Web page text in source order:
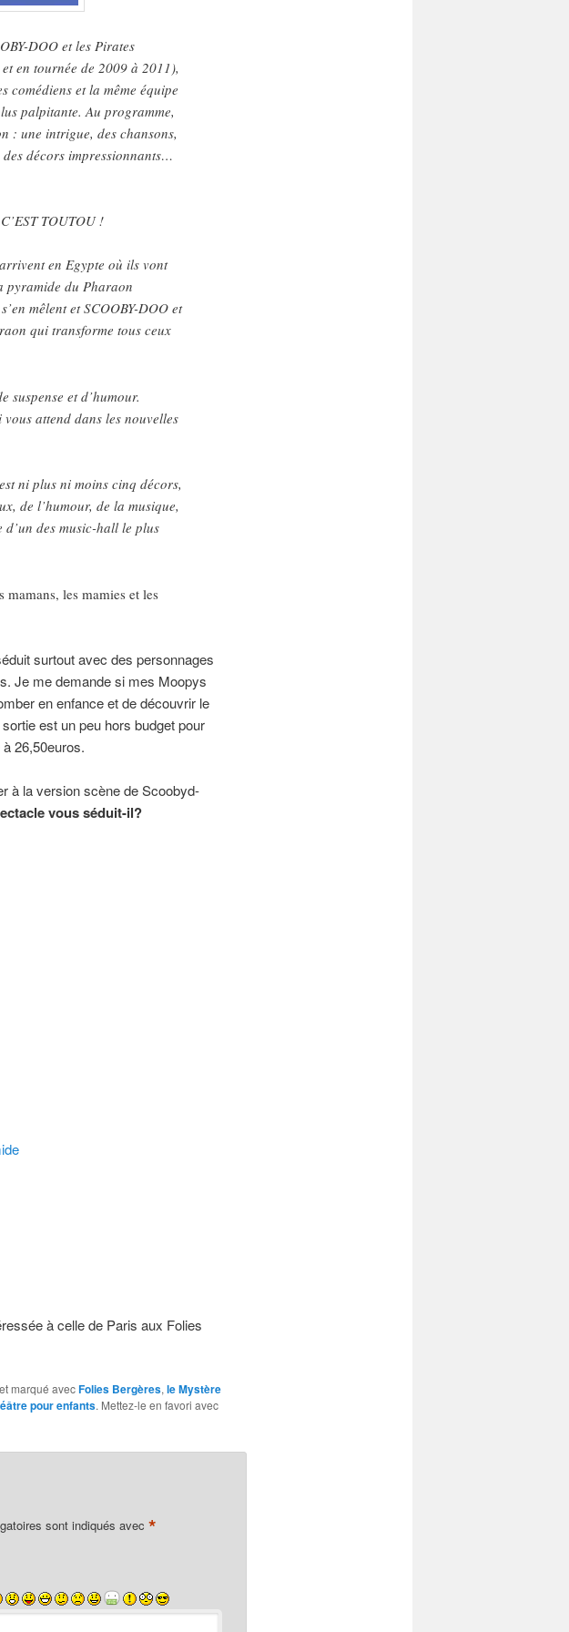
DOO et les Pirates
en tournée de 2009 à 2011),
comédiens et la même équipe
palpitante. Au programme,
: une intrigue, des chansons,
décors impressionnants…
TOUTOU !
en Egypte où ils vont
pyramide du Pharaon
mêlent et SCOOBY-DOO et
qui transforme tous ceux
suspense et d’humour.
attend dans les nouvelles
ni plus ni moins cinq décors,
de l’humour, de la musique,
des music-hall le plus
mamans, les mamies et les
surtout avec des personnages
Je me demande si mes Moopys
en enfance et de découvrir le
est un peu hors budget pour
26,50euros.
à la version scène de Scoobyd-
vous séduit-il?
à celle de Paris aux Folies
marqué avecFolies Bergères, le Mystère
pour enfants. Mettez-le en favori avec
sont indiqués avec *